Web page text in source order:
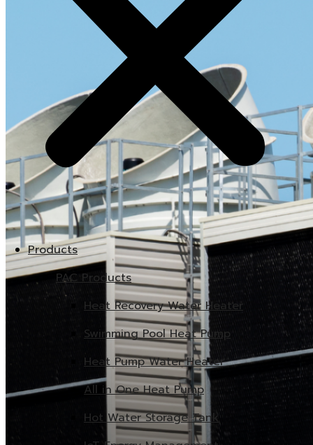
Products
PAC Products
Heat Recovery Water Heater
Swimming Pool Heat Pump
Heat Pump Water Heater
All in One Heat Pump
Hot Water Storage Tank